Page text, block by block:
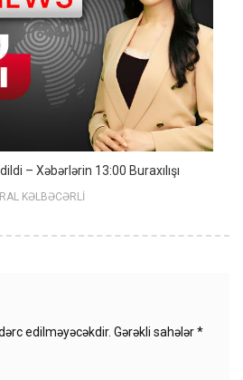
– Xəbərlərin 13:00 Buraxılışı
KƏLBƏCƏRLİ
edilməyəcəkdir. Gərəkli sahələr*